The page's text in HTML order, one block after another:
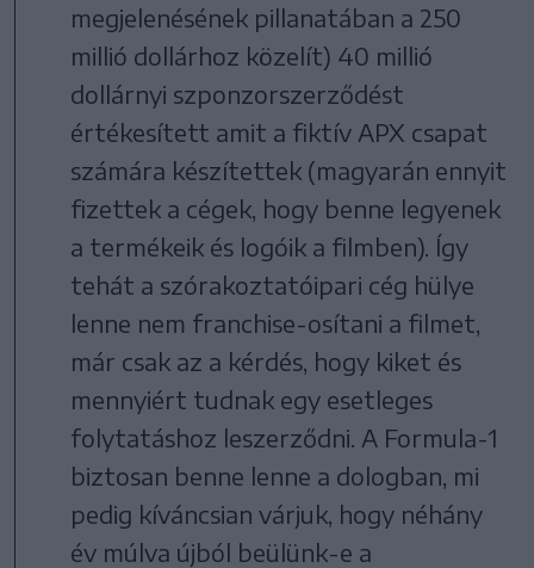
megjelenésének pillanatában a 250
millió dollárhoz közelít) 40 millió
dollárnyi szponzorszerződést
értékesített amit a fiktív APX csapat
számára készítettek (magyarán ennyit
fizettek a cégek, hogy benne legyenek
a termékeik és logóik a filmben). Így
tehát a szórakoztatóipari cég hülye
lenne nem franchise-osítani a filmet,
már csak az a kérdés, hogy kiket és
mennyiért tudnak egy esetleges
folytatáshoz leszerződni. A Formula-1
biztosan benne lenne a dologban, mi
pedig kíváncsian várjuk, hogy néhány
év múlva újból beülünk-e a